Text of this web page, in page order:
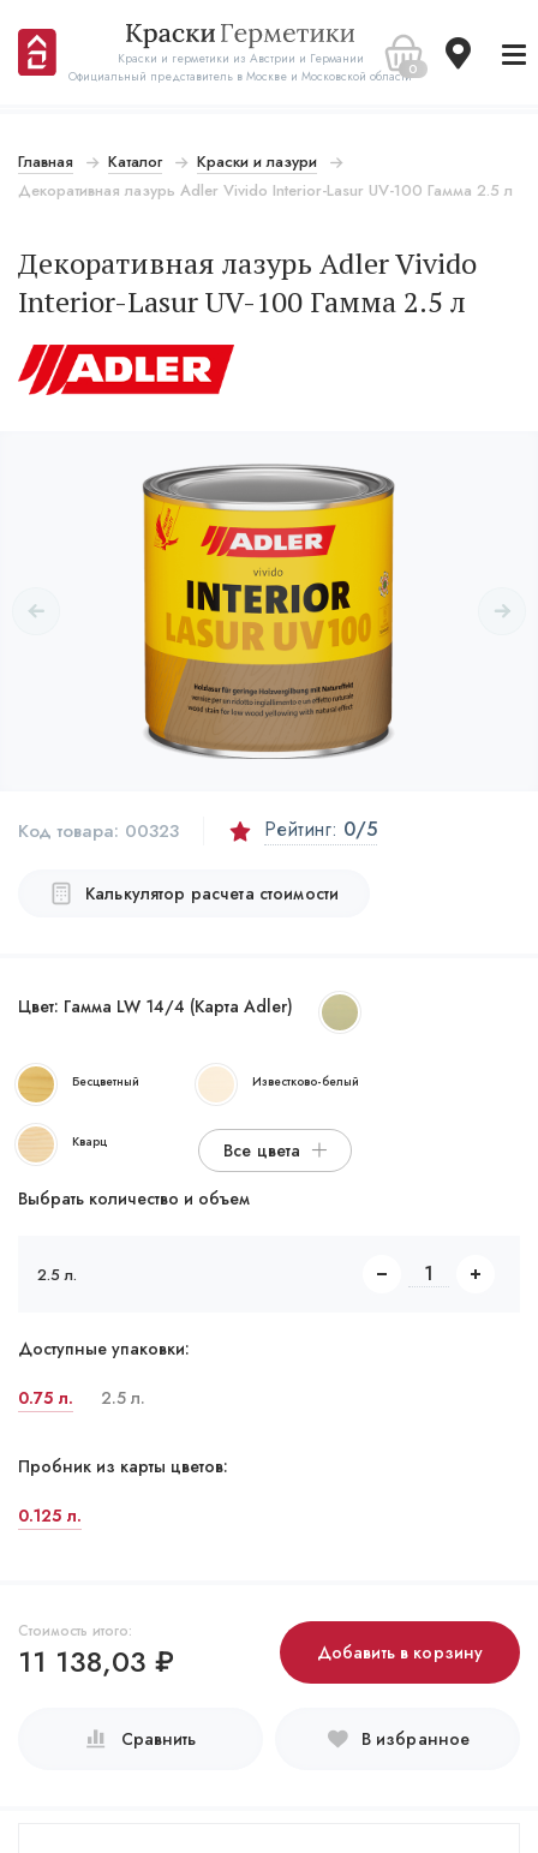
Краски и герметики из Австрии и Германии
Официальный представитель в Москве и Московской области0
Главная Каталог
Краски и лазури
Декоративная лазурь Adler Vivido Interior-Lasur UV-100 Гамма 2.5 л
Декоративная лазурь Adler Vivido
Interior-Lasur UV-100 Гамма 2.5 л
Код товара: 00323 Рейтинг: 0/5
Калькулятор расчета стоимости
Цвет: Гамма LW 14/4 (Карта Adler)
Бесцветный Известково-белый
Кварц
Все цвета
Выбрать количество и объем
2.5 л.
Доступные упаковки:
0.75 л. 2.5 л.
Пробник из карты цветов:
0.125 л.
Стоимость итого:
11 138,03 ₽ Добавить в корзину
Сравнить В избранное